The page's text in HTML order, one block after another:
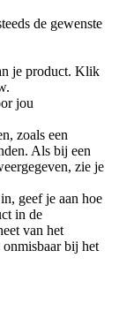
de gewenste
je product. Klik
jou
zoals een
Als bij een
zie je
geef je aan hoe
in de
van het
bij het